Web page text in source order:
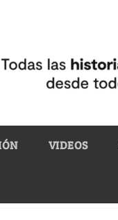
VIDEOS